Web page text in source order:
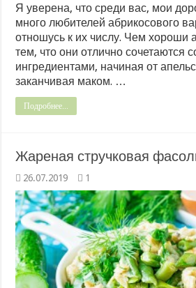
Я уверена, что среди вас, мои
много любителей абрикосового
отношусь к их числу. Чем хороши
тем, что они отлично сочетаются
ингредиентами, начиная от
заканчивая маком. …
Подробнее...
Жареная стручковая
26.07.2019 1